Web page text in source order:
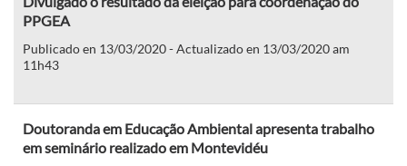
PPGEA
Publicado en 13/03/2020 - Actualizado en 13/03/2020 am
11h43
Doutoranda em Educação Ambiental apresenta trabalho
em seminário realizado em Montevidéu